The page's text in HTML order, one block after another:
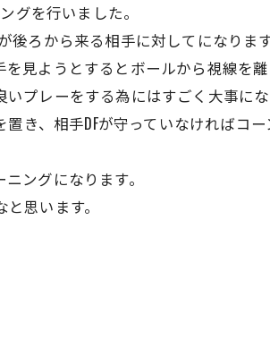
グを行いました。
ろから来る相手に対してになりま
見ようとするとボールから視線を
プレーをする為にはすごく大事にな
き、相手DFが守っていなければコ
ングになります。
思います。